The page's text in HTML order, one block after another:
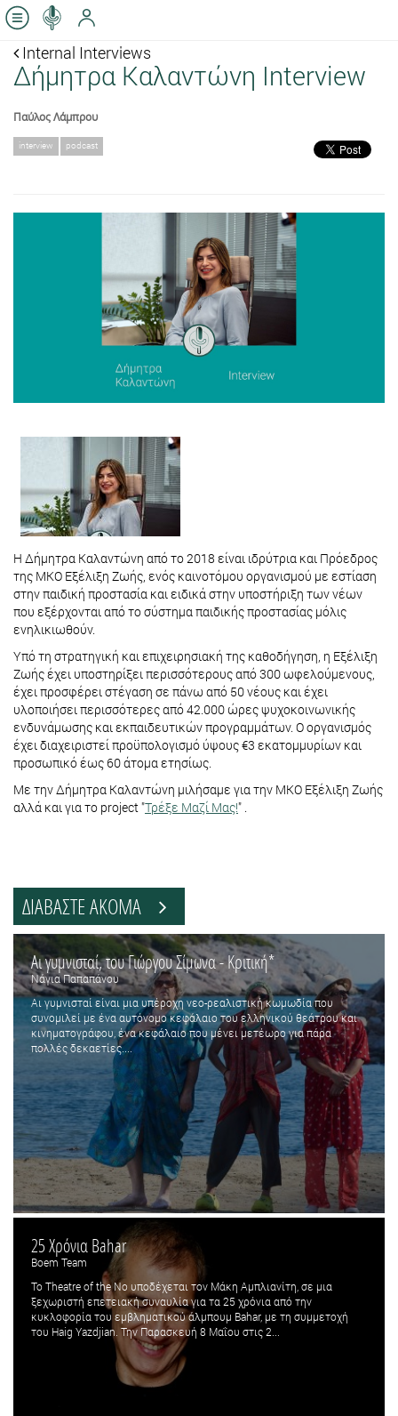
Internal Interviews
Δήμητρα Καλαντώνη Interview
Παύλος Λάμπρου
interview podcast
Η Δήμητρα Καλαντώνη από το 2018 είναι ιδρύτρια και Πρόεδρος
της ΜΚΟ Εξέλιξη Ζωής, ενός καινοτόμου οργανισμού με εστίαση
στην παιδική προστασία και ειδικά στην υποστήριξη των νέων
που εξέρχονται από το σύστημα παιδικής προστασίας μόλις
ενηλικιωθούν.
Υπό τη στρατηγική και επιχειρησιακή της καθοδήγηση, η Εξέλιξη
Ζωής έχει υποστηρίξει περισσότερους από 300 ωφελούμενους,
έχει προσφέρει στέγαση σε πάνω από 50 νέους και έχει
υλοποιήσει περισσότερες από 42.000 ώρες ψυχοκοινωνικής
ενδυνάμωσης και εκπαιδευτικών προγραμμάτων. Ο οργανισμός
έχει διαχειριστεί προϋπολογισμό ύψους €3 εκατομμυρίων και
προσωπικό έως 60 άτομα ετησίως.
Με την Δήμητρα Καλαντώνη μιλήσαμε για την ΜΚΟ Εξέλιξη Ζωής
αλλά και για το project "Τρέξε Μαζί Μας!" .
ΔΙΑΒΑΣΤΕ ΑΚΟΜΑ
Αι γυμνισταί, του Γιώργου Σίμωνα - Κριτική*
Νάγια Παπαπάνου
Αι γυμνισταί είναι μια υπέροχη νεο-ρεαλιστική κωμωδία που
συνομιλεί με ένα αυτόνομο κεφάλαιο του ελληνικού θεάτρου και
κινηματογράφου, ένα κεφάλαιο που μένει μετέωρο για πάρα
πολλές δεκαετίες....
25 Χρόνια Bahar
Boem Team
Το Theatre of the No υποδέχεται τον Μάκη Αμπλιανίτη, σε μια
ξεχωριστή επετειακή συναυλία για τα 25 χρόνια από την
κυκλοφορία του εμβληματικού άλμπουμ Bahar, με τη συμμετοχή
του Haig Yazdjian. Την Παρασκευή 8 Μαΐου στις 2...